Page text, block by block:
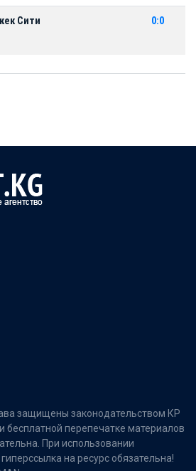
Сити 0:0
защищены законодательством КР
бесплатной перепечатке материалов
При использовании
на ресурс обязательна!